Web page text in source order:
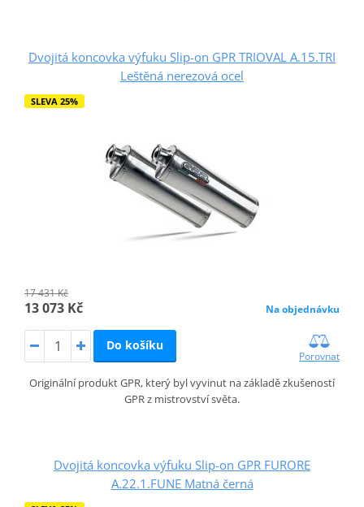
Dvojitá koncovka výfuku Slip-on GPR TRIOVAL A.15.TRI
Leštěná nerezová ocel
SLEVA 25%
17 431 Kč
13 073 Kč Na objednávku
Do košíku
Porovnat
Originální produkt GPR, který byl vyvinut na základě zkušeností
GPR z mistrovství světa.
Dvojitá koncovka výfuku Slip-on GPR FURORE
A.22.1.FUNE Matná černá